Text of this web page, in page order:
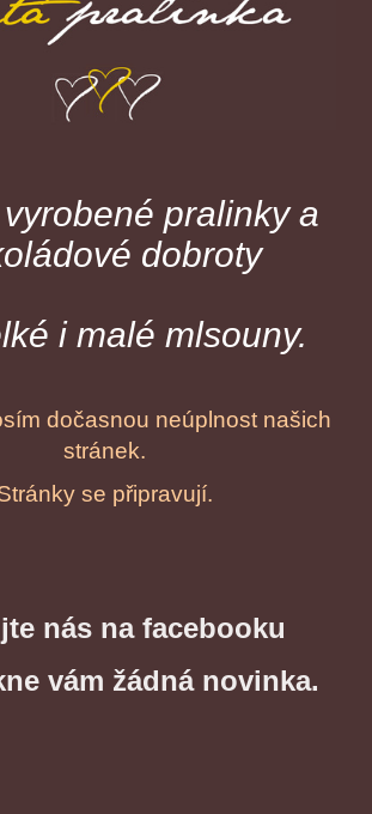
pralinky a
dobroty
i malé mlsouny.
dočasnou neúplnost našich
stránek.
se připravují.
nás na facebooku
vám žádná novinka.